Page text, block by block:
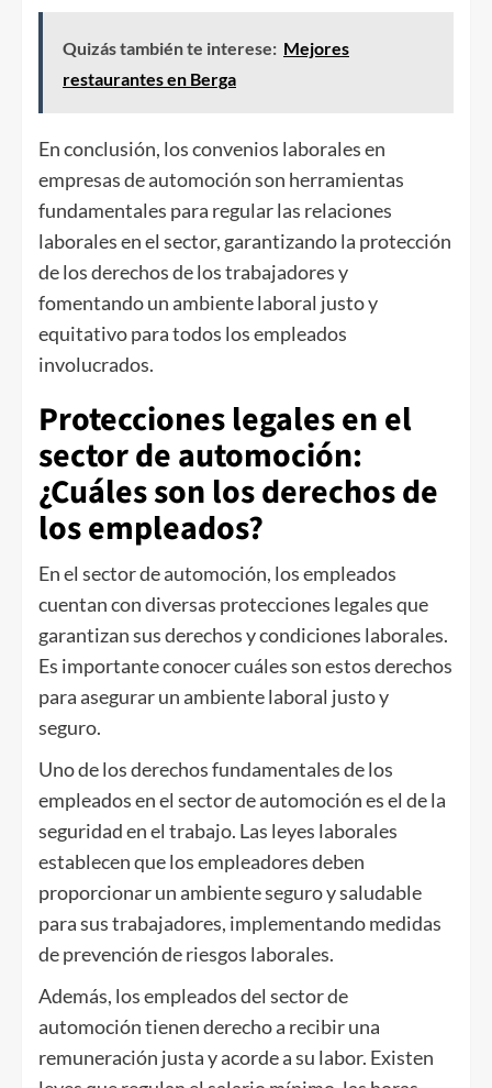
Quizás también te interese: Mejores
restaurantes en Berga
En conclusión, los convenios laborales en
empresas de automoción son herramientas
fundamentales para regular las relaciones
laborales en el sector, garantizando la protección
de los derechos de los trabajadores y
fomentando un ambiente laboral justo y
equitativo para todos los empleados
involucrados.
Protecciones legales en el
sector de automoción:
¿Cuáles son los derechos de
los empleados?
En el sector de automoción, los empleados
cuentan con diversas protecciones legales que
garantizan sus derechos y condiciones laborales.
Es importante conocer cuáles son estos derechos
para asegurar un ambiente laboral justo y
seguro.
Uno de los derechos fundamentales de los
empleados en el sector de automoción es el de la
seguridad en el trabajo. Las leyes laborales
establecen que los empleadores deben
proporcionar un ambiente seguro y saludable
para sus trabajadores, implementando medidas
de prevención de riesgos laborales.
Además, los empleados del sector de
automoción tienen derecho a recibir una
remuneración justa y acorde a su labor. Existen